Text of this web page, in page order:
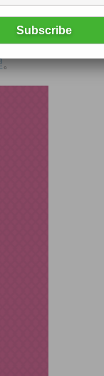
以到這
費的
。